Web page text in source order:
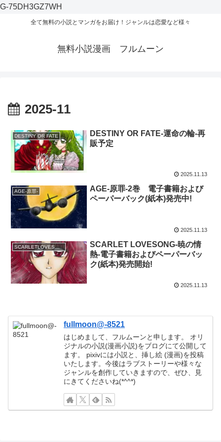
G-75DH3GZ7WH
全て無料の小説とマンガをお届け！ジャンルは恋愛など様々
無料小説漫画 フルムーン
2025-11
DESTINY OR FATE
DESTINY OR FATE-運命の輪-再
販予定
2025.11.13
AGE-原罪-
AGE-原罪-2巻 電子書籍および
ペーパーバック(紙本)発売中!
2025.11.13
SCARLETLOVESONG-暁の情熱-
SCARLET LOVESONG-暁の情
熱-電子書籍およびペーパーバッ
ク(紙本)発売開始!
2025.11.13
fullmoon@-8521
はじめまして、フルムーンと申します。 オリ
ジナルの小説(漫画小説)をブログにて公開して
ます。 pixivには小説と、挿し絵 (漫画)を投稿
いたします。今後はラブストーリーや様々な
ジャンルを創作していきますので、ぜひ、見
にきてくださいね(*^^*)